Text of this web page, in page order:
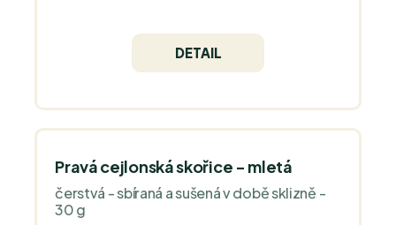
DETAIL
Pravá cejlonská skořice - mletá
čerstvá - sbíraná a sušená v době sklizně -
30 g